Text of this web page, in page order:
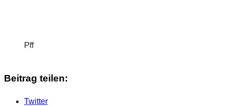
Pff
Beitrag teilen:
Twitter